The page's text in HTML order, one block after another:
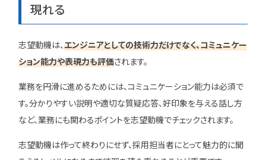
現れる
志望動機は、エンジニアとしての技術力だけでなく、コミュニケー
ション能力や表現力も評価されます。
業務を円滑に進めるためには、コミュニケーション能力は必須で
す。分かりやすい説明や適切な質疑応答、好印象を与える話し方
など、業務にも関わるポイントを志望動機でチェックされます。
志望動機は作って終わりにせず、採用担当者にとって魅力的に聞